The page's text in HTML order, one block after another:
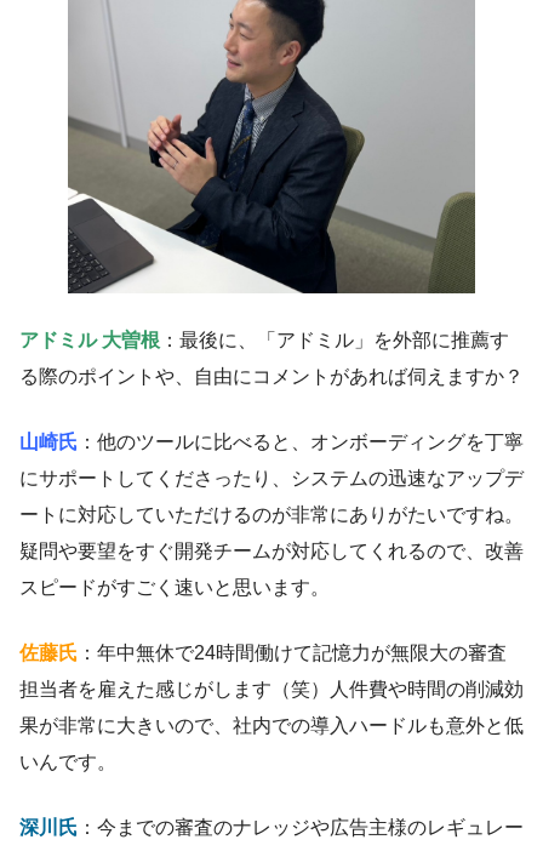
アドミル 大曽根 ：最後に、「アドミル」を外部に推薦す
る際のポイントや、自由にコメントがあれば伺えますか？
山崎氏 ：他のツールに比べると、オンボーディングを丁寧
にサポートしてくださったり、システムの迅速なアップデ
ートに対応していただけるのが非常にありがたいですね。
疑問や要望をすぐ開発チームが対応してくれるので、改善
スピードがすごく速いと思います。
佐藤氏 ：年中無休で24時間働けて記憶力が無限大の審査
担当者を雇えた感じがします（笑）人件費や時間の削減効
果が非常に大きいので、社内での導入ハードルも意外と低
いんです。
深川氏 ：今までの審査のナレッジや広告主様のレギュレー